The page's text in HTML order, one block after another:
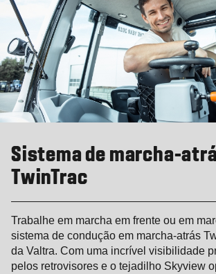
Sistema de marcha-
TwinTrac
Trabalhe em marcha em frente ou em
sistema de condução em marcha-atrás
da Valtra. Com uma incrível visibilidade
pelos retrovisores e o tejadilho Skyview